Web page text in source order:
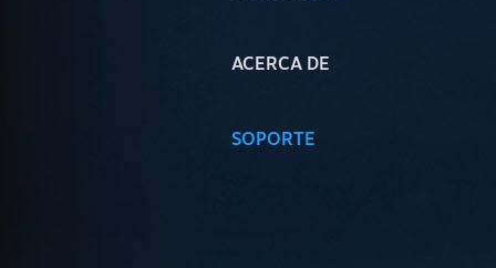
ACERCA DE
SOPORTE